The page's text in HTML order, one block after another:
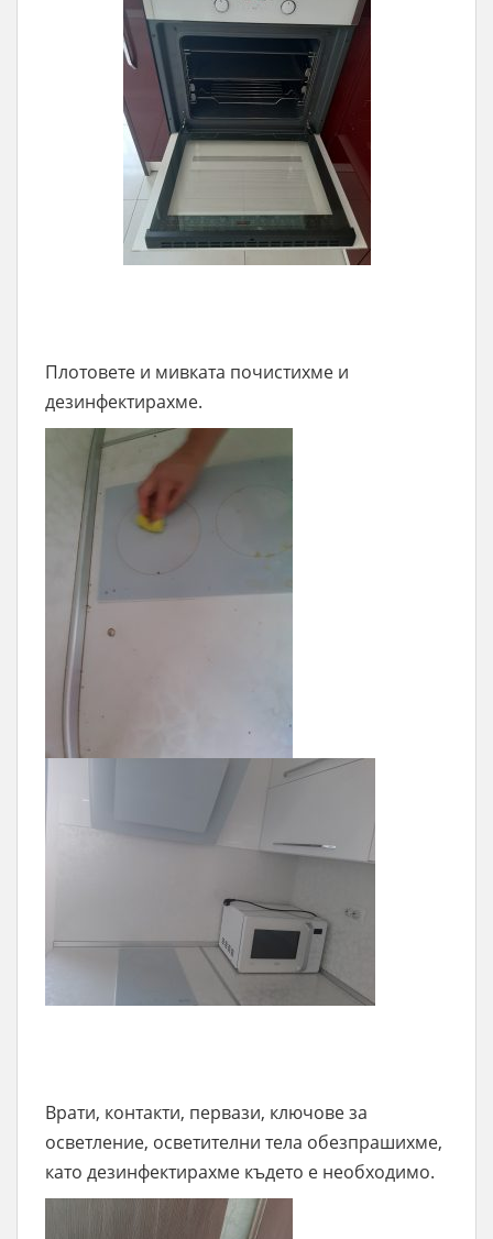
Плотовете и мивката почистихме и
дезинфектирахме.
Врати, контакти, первази, ключове за
осветление, осветителни тела обезпрашихме,
като дезинфектирахме където е необходимо.